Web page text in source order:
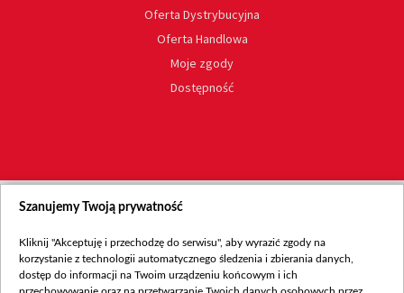
Oferta Dystrybucyjna
Oferta Handlowa
Moje zgody
Dostępność
Szanujemy Twoją prywatność
Kliknij "Akceptuję i przechodzę do serwisu", aby wyrazić zgody na
korzystanie z technologii automatycznego śledzenia i zbierania danych,
dostęp do informacji na Twoim urządzeniu końcowym i ich